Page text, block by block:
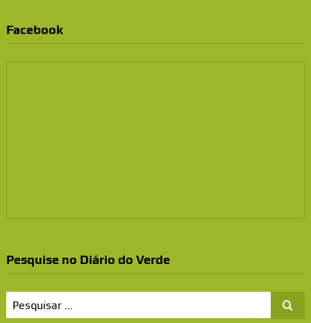
Facebook
Pesquise no Diário do Verde